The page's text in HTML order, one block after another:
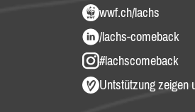
wwf.ch/lachs
/lachs-comeback
#lachscomeback
Untstützung zeigen